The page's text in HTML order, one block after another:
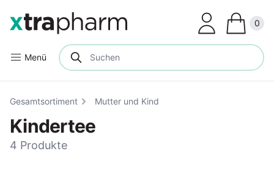
Menü
0
Gesamtsortiment Mutter und Kind
Kindertee
4 Produkte